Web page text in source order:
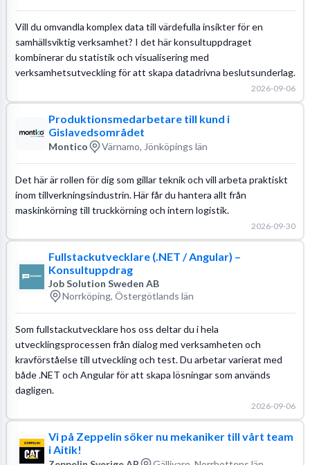
Vill du omvandla komplex data till värdefulla insikter för en
samhällsviktig verksamhet? I det här konsultuppdraget
kombinerar du statistik och visualisering med
verksamhetsutveckling för att skapa datadrivna beslutsunderlag.
2026-09-06
Produktionsmedarbetare till kund i
Gislavedsområdet
Montico Värnamo, Jönköpings län
Det här är rollen för dig som gillar teknik och vill arbeta praktiskt
inom tillverkningsindustrin. Här får du hantera allt från
maskinkörning till truckkörning och intern logistik.
2026-09-30
Fullstackutvecklare (.NET / Angular) –
Konsultuppdrag
Job Solution Sweden AB
Norrköping, Östergötlands län
Som fullstackutvecklare hos oss deltar du i hela
utvecklingsprocessen från dialog med verksamheten och
kravförståelse till utveckling och test. Du arbetar varierat med
både .NET och Angular för att skapa lösningar som används
dagligen.
2026-09-06
Vi på Zeppelin söker nu mekaniker till vårt team
i Aitik!